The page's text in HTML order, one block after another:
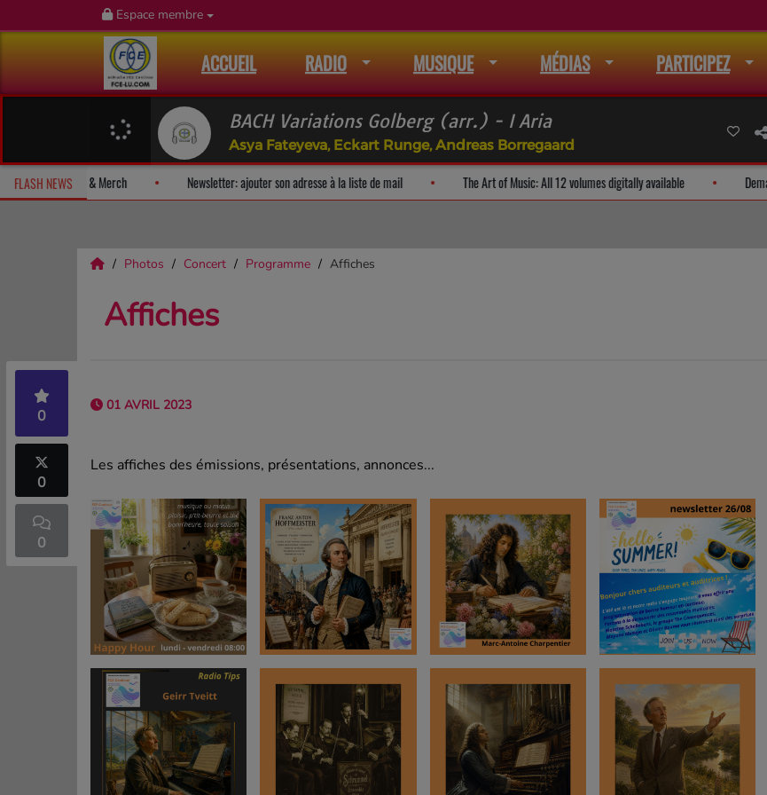
Espace membre
ACCUEIL RADIO MUSIQUE MÉDIAS PARTICIPEZ
BACH Variations Golberg (arr.) - I Aria
Asya Fateyeva, Eckart Runge, Andreas Borregaard
FLASH NEWS
surprise! Fan Releases & Merch Newsletter: ajouter son adresse à la liste de mail The Art of Music: All 12 volumes digitally available
Photos Concert Programme Affiches
Affiches
0
0
0
01 AVRIL 2023
Les affiches des émissions, présentations, annonces...